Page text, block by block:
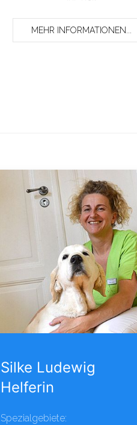
MEHR INFORMATIONEN...
Silke Ludewig
Helferin
Spezialgebiete: